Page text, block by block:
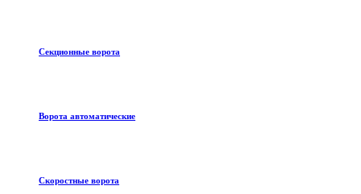
Секционные ворота
Ворота автоматические
Скоростные ворота